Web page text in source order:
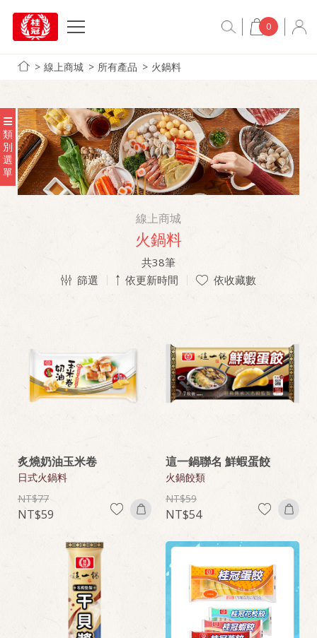
0
線上商城 所有產品 火鍋料
類
別
選
單
線上商城
火鍋料
共38筆
篩選
依更新時間 依收藏數
炙燒奶油玉米卷
日式火鍋料
77
59
這一鍋聯名 鮮蝦蛋餃
火鍋餃類
59
54